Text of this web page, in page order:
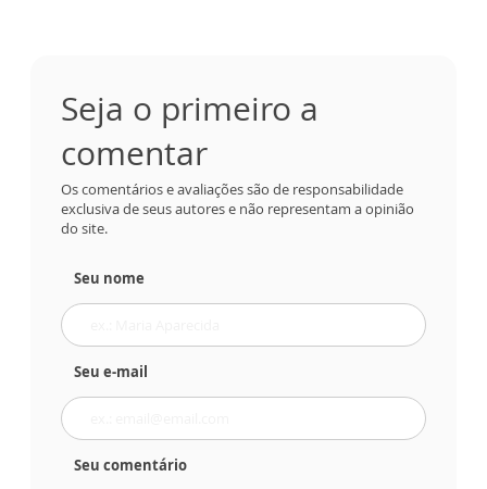
Seja o primeiro a
comentar
Os comentários e avaliações são de responsabilidade
exclusiva de seus autores e não representam a opinião
do site.
Seu nome
Seu e-mail
Seu comentário